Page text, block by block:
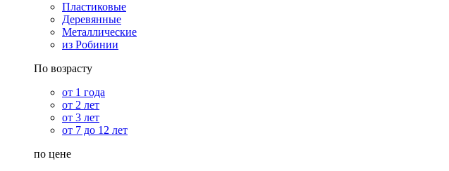
Пластиковые
Деревянные
Металлические
из Робинии
По возрасту
от 1 года
от 2 лет
от 3 лет
от 7 до 12 лет
по цене